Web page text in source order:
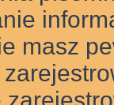
masz